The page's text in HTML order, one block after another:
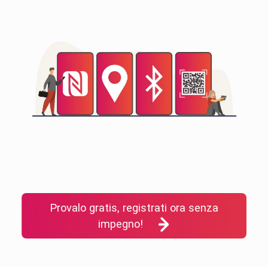
Provalo gratis, registrati ora senza
impegno!